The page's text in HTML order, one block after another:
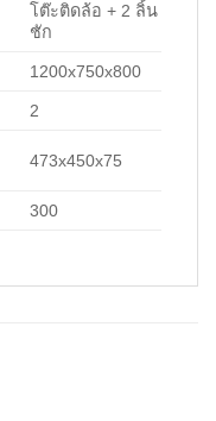
โต๊ะติดล้อ + 2 ลิ้น
ชัก
1200x750x800
2
473x450x75
300